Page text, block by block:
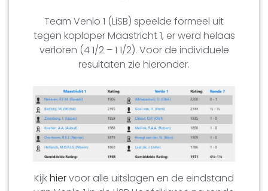
Team Venlo 1 (LiSB) speelde formeel uit
tegen koploper Maastricht 1, er werd helaas
verloren (4 1/2 – 1 1/2). Voor de individuele
resultaten zie hieronder.
Kijkhiervoor alle uitslagen en de eindstand